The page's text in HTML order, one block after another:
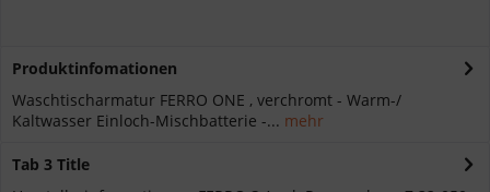
Produktinfomationen
Waschtischarmatur FERRO ONE , verchromt - Warm-/
Kaltwasser Einloch-Mischbatterie -... mehr
Tab 3 Title